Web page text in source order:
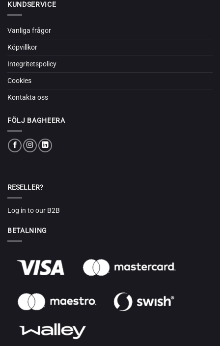
KUNDSERVICE
Vanliga frågor
Köpvillkor
Integritetspolicy
Cookies
Kontakta oss
FÖLJ BAGHEERA
RESELLER?
Log in to our B2B
BETALNING